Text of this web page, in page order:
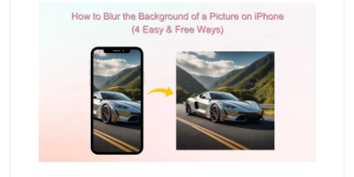
Filtro de IA
Gerador de tiro na cabeça Pro